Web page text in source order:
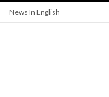
News In English